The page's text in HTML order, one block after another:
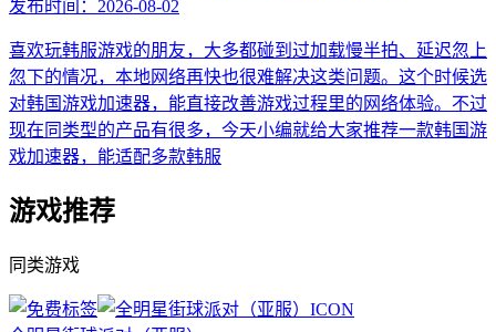
发布时间： 2026-08-02
喜欢玩韩服游戏的朋友，大多都碰到过加载慢半拍、延迟忽上
忽下的情况，本地网络再快也很难解决这类问题。这个时候选
对韩国游戏加速器，能直接改善游戏过程里的网络体验。不过
现在同类型的产品有很多，今天小编就给大家推荐一款韩国游
戏加速器，能适配多款韩服
游戏推荐
同类游戏